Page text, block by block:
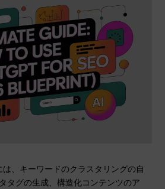
は、キーワードのクラスタリングの自
タグの生成、構造化コンテンツのア